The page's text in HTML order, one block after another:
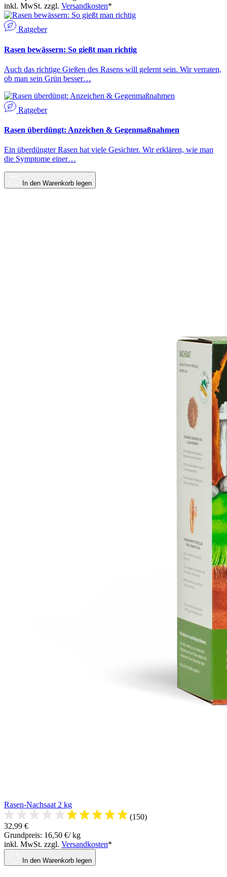
inkl. MwSt. zzgl. Versandkosten*
Ratgeber
Rasen bewässern: So gießt man richtig
Auch das richtige Gießen des Rasens will gelernt sein. Wir verraten,
ob man sein Grün besser…
Ratgeber
Rasen überdüngt: Anzeichen & Gegenmaßnahmen
Ein überdüngter Rasen hat viele Gesichter. Wir erklären, wie man
die Symptome einer…
In den Warenkorb legen
Rasen-Nachsaat 2 kg
(150)
32,99 €
Grundpreis: 16,50 €/ kg
inkl. MwSt. zzgl. Versandkosten*
In den Warenkorb legen